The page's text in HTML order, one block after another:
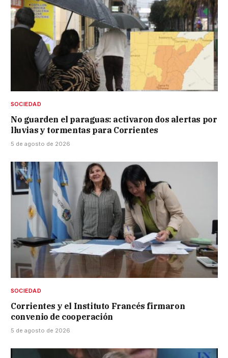
SOCIEDAD
No guarden el paraguas: activaron dos alertas por
lluvias y tormentas para Corrientes
5 de agosto de 2026
SOCIEDAD
Corrientes y el Instituto Francés firmaron
convenio de cooperación
5 de agosto de 2026